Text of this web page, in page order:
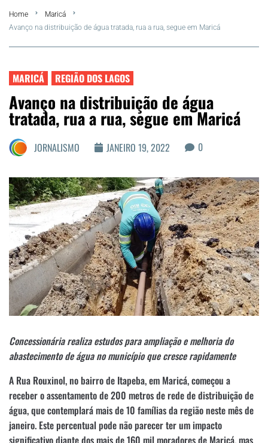
FLA Araru 2026
Região dos Lagos
Agenda Cultural
Colunistas
Matérias Exclusivas
Home
Maricá
Avanço na distribuição de água tratada, rua a rua, segue em Maricá
MARICÁ REGIÃO DOS LAGOS
Avanço na distribuição de água
tratada, rua a rua, segue em Maricá
JORNALISMO JANEIRO 19, 2022 0
Concessionária realiza estudos para ampliação e melhoria do
abastecimento de água no município que cresce rapidamente
A Rua Rouxinol, no bairro de Itapeba, em Maricá, começou a
receber o assentamento de 200 metros de rede de distribuição de
água, que contemplará mais de 10 famílias da região neste mês de
janeiro. Este percentual pode não parecer ter um impacto
significativo diante dos mais de 160 mil moradores de Maricá, mas